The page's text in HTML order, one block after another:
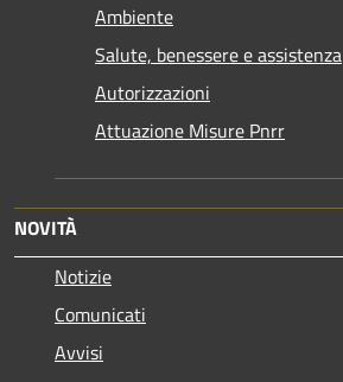
Ambiente
Salute, benessere e assistenza
Autorizzazioni
Attuazione Misure Pnrr
NOVITÀ
Notizie
Comunicati
Avvisi